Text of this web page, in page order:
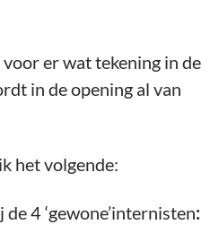
er wat tekening in de
in de opening al van
het volgende:
4 ‘gewone’internisten: